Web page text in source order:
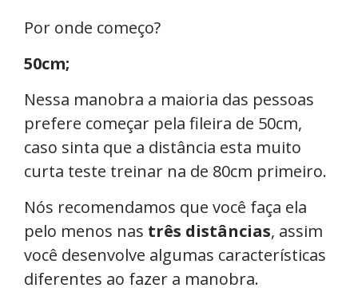
Por onde começo?
50cm;
Nessa manobra a maioria das pessoas
prefere começar pela fileira de 50cm,
caso sinta que a distância esta muito
curta teste treinar na de 80cm primeiro.
Nós recomendamos que você faça ela
pelo menos nas três distâncias, assim
você desenvolve algumas características
diferentes ao fazer a manobra.